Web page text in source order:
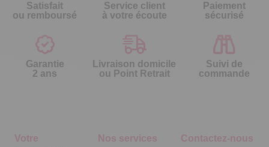
Satisfait
ou remboursé
Service client
à votre écoute
Paiement
sécurisé
Garantie
2 ans
Livraison domicile
ou Point Retrait
Suivi de
commande
Votre
Nos services Contactez-nous